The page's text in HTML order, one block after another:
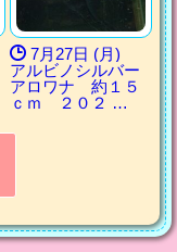
7月27日 (月)
アルビノシルバー
アロワナ 約１５
ｃｍ ２０２ …